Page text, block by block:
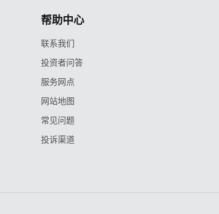
帮助中心
联系我们
投资者问答
服务网点
网站地图
常见问题
投诉渠道